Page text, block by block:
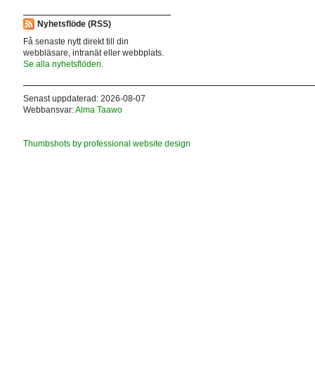
Nyhetsflöde (RSS)
Få senaste nytt direkt till din
webbläsare, intranät eller webbplats.
Se alla nyhetsflöden.
Senast uppdaterad: 2026-08-07
Webbansvar:Alma Taawo
Thumbshots by professional website design